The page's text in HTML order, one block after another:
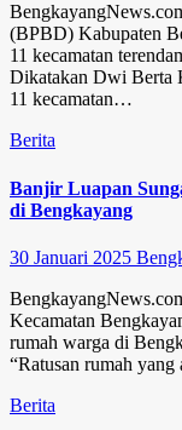
(BPBD) Kabupaten
11 kecamatan
Dikatakan Dwi Berta
11 kecamatan…
Berita
Banjir Luapan
di Bengkayang
30 Januari 2025
Kecamatan
rumah warga di
“Ratusan rumah
Berita